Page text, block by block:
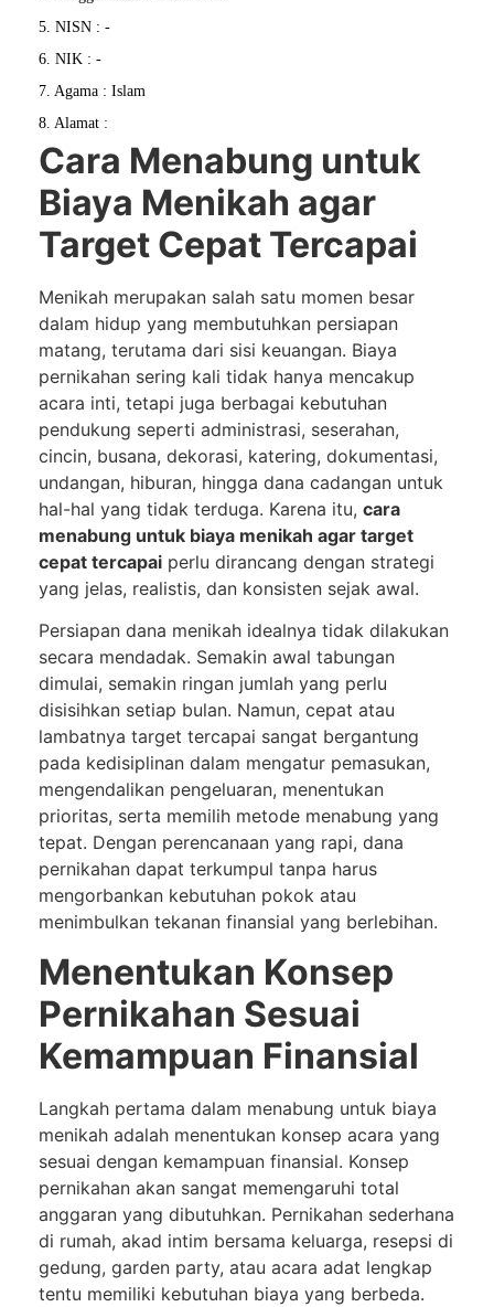
5. NISN : -
6. NIK : -
7. Agama : Islam
8. Alamat :
Cara Menabung untuk
Biaya Menikah agar
Target Cepat Tercapai
Menikah merupakan salah satu momen besar
dalam hidup yang membutuhkan persiapan
matang, terutama dari sisi keuangan. Biaya
pernikahan sering kali tidak hanya mencakup
acara inti, tetapi juga berbagai kebutuhan
pendukung seperti administrasi, seserahan,
cincin, busana, dekorasi, katering, dokumentasi,
undangan, hiburan, hingga dana cadangan untuk
hal-hal yang tidak terduga. Karena itu, cara
menabung untuk biaya menikah agar target
cepat tercapai perlu dirancang dengan strategi
yang jelas, realistis, dan konsisten sejak awal.
Persiapan dana menikah idealnya tidak dilakukan
secara mendadak. Semakin awal tabungan
dimulai, semakin ringan jumlah yang perlu
disisihkan setiap bulan. Namun, cepat atau
lambatnya target tercapai sangat bergantung
pada kedisiplinan dalam mengatur pemasukan,
mengendalikan pengeluaran, menentukan
prioritas, serta memilih metode menabung yang
tepat. Dengan perencanaan yang rapi, dana
pernikahan dapat terkumpul tanpa harus
mengorbankan kebutuhan pokok atau
menimbulkan tekanan finansial yang berlebihan.
Menentukan Konsep
Pernikahan Sesuai
Kemampuan Finansial
Langkah pertama dalam menabung untuk biaya
menikah adalah menentukan konsep acara yang
sesuai dengan kemampuan finansial. Konsep
pernikahan akan sangat memengaruhi total
anggaran yang dibutuhkan. Pernikahan sederhana
di rumah, akad intim bersama keluarga, resepsi di
gedung, garden party, atau acara adat lengkap
tentu memiliki kebutuhan biaya yang berbeda.